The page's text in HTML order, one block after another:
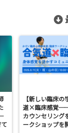
【新しい臨床
道×臨床感覚
カウンセリング
ークショップを